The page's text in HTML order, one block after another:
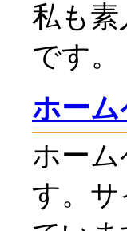
私も
です。
ホーム
ホー
す。